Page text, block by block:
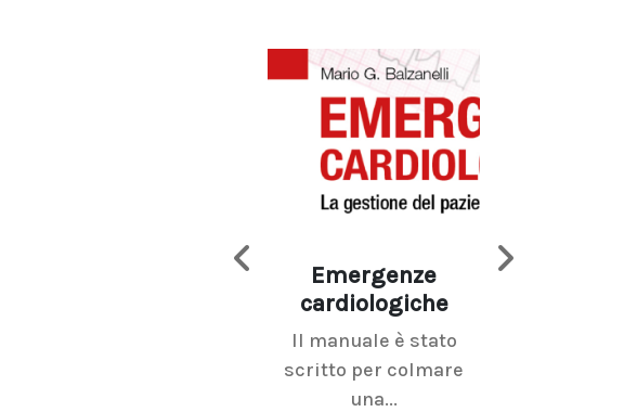
Emergenze
cardiologiche
Il manuale è stato
scritto per colmare
una...